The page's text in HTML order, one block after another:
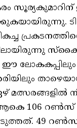
സൂര്യകുമാറിന്
ഈ
മത്സരങ്ങളില്‍
ആകെ 106
49